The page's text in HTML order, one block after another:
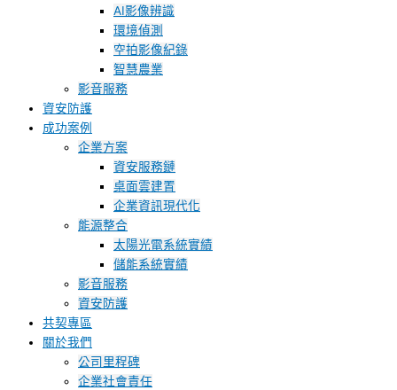
AI影像辨識
環境偵測
空拍影像紀錄
智慧農業
影音服務
資安防護
成功案例
企業方案
資安服務鏈
桌面雲建置
企業資訊現代化
能源整合
太陽光電系統實績
儲能系統實績
影音服務
資安防護
共契專區
關於我們
公司里程碑
企業社會責任